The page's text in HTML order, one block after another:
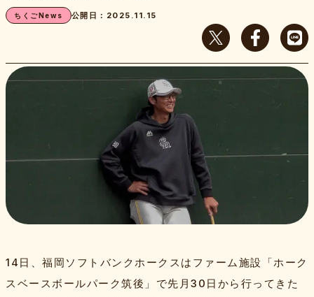
若鷹Game Report
若鷹たちのBe.Real
上杉あずさのスコアブック
若鷹応援チャンネル
取材班一覧お問い合わせ・運営会社プライバシーポリシー
よくある質問 サイトマップ スポンサー
ちくごNews 公開日：2025.11.15
14日、福岡ソフトバンクホークスはファーム施設「ホーク
スベースボールパーク筑後」で先月30日から行ってきた